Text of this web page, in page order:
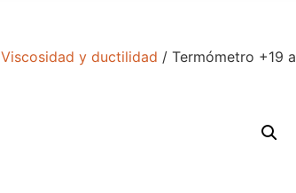
Viscosidad y ductilidad / Termómetro +19 a